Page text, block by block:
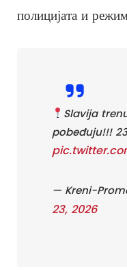
полицијата и
Slavija
pobeđuju!!!
— Kreni-
23, 2026